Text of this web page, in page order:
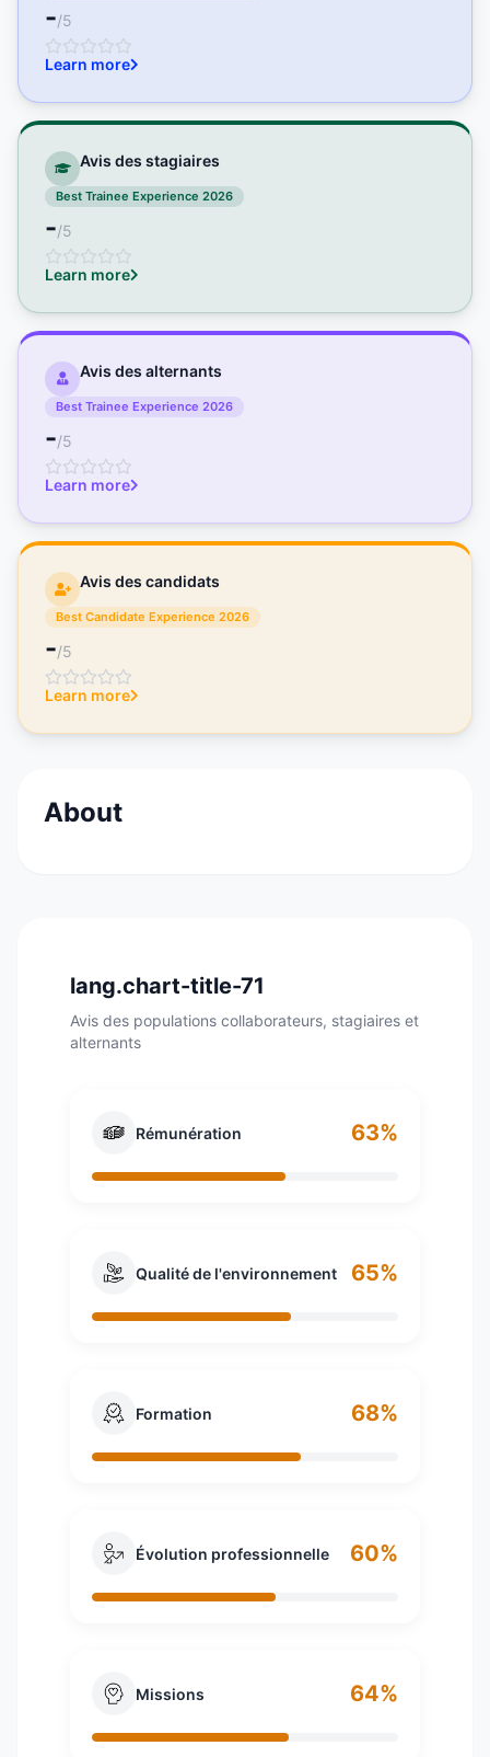
-/5
Learn more
Avis des stagiaires
Best Trainee Experience 2026
-/5
Learn more
Avis des alternants
Best Trainee Experience 2026
-/5
Learn more
Avis des candidats
Best Candidate Experience 2026
-/5
Learn more
About
domaines de la maroquinerie, du prêt-à-porter,
de la parfumerie, de l'horlogerie, de la maison,
de l'art de vivre et des arts de la table.
lang.chart-title-71
Avis des populations collaborateurs, stagiaires et
alternants
Rémunération 63%
Qualité de l'environnement 65%
Formation 68%
Évolution professionnelle 60%
Missions 64%